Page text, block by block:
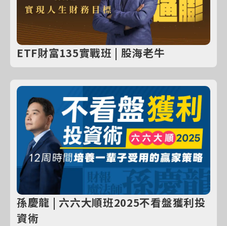
ETF財富135實戰班 | 股海老牛
孫慶龍 | 六六大順班2025不看盤獲利投
資術